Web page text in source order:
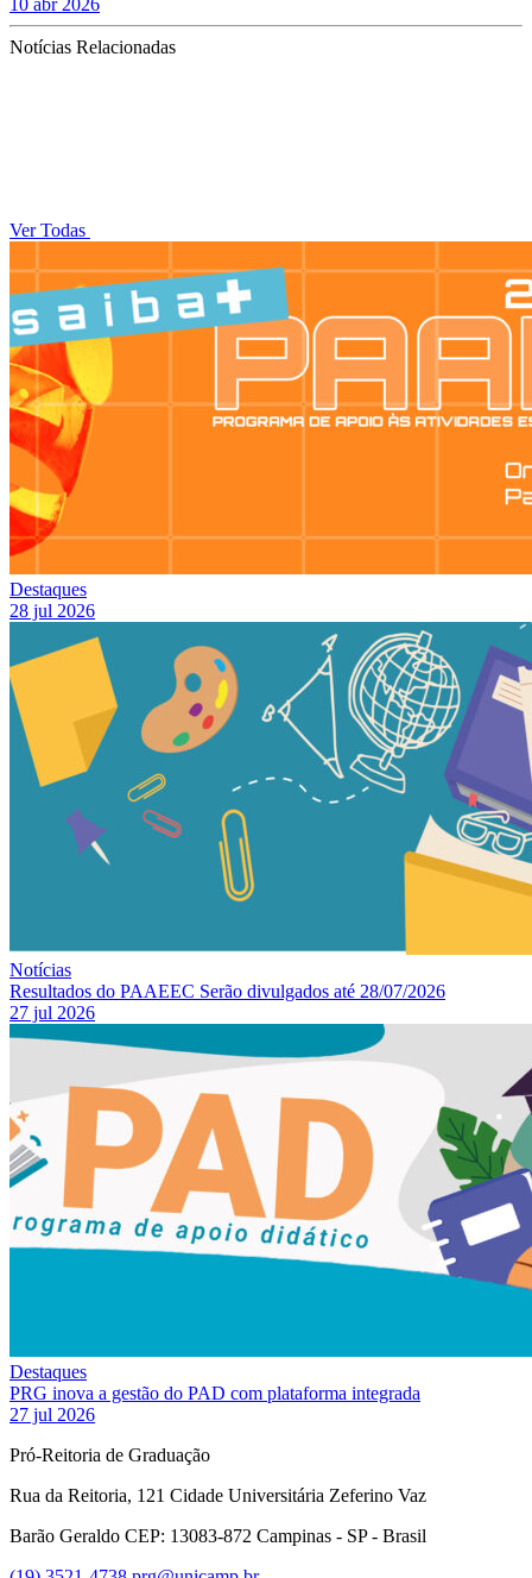
Notícias Relacionadas
Ver Todas
Destaques
28 jul 2026
Notícias
Resultados do PAAEEC Serão divulgados até 28/07/2026
27 jul 2026
Destaques
PRG inova a gestão do PAD com plataforma integrada
27 jul 2026
Pró-Reitoria de Graduação
Rua da Reitoria, 121 Cidade Universitária Zeferino Vaz
Barão Geraldo CEP: 13083-872 Campinas - SP - Brasil